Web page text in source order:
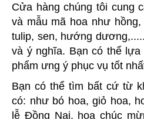
Cửa hàng chúng tôi cung
và mẫu mã hoa như
tulip, sen, hướng
và ý nghĩa. Bạn có thể
phẩm ưng ý phục vụ tốt
Bạn có thể tìm bất cứ từ
có: như bó hoa, giỏ hoa,
lễ Đồng Nai, hoa chúc